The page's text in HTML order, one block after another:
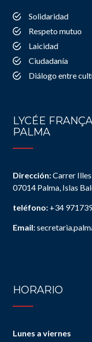
Solidaridad
Respeto mutuo
Laicidad
Ciudadanía
Diálogo entre
LYCÉE
PALMA
Dirección:Carrer
07014 Palma, Islas
teléfono: +34
Email:
HORARIO
Lunes a viernes